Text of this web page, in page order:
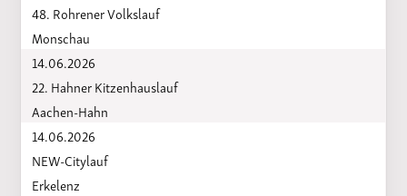
48. Rohrener Volkslauf
Monschau
14.06.2026
22. Hahner Kitzenhauslauf
Aachen-Hahn
14.06.2026
NEW-Citylauf
Erkelenz